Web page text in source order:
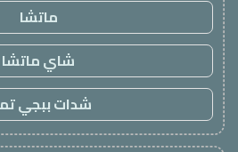
ماتشا
شاي ماتشا
شدات ببجي